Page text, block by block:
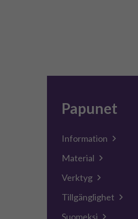
Papunet
Information
Material
Verktyg
Tillgänglighet
Suomeksi